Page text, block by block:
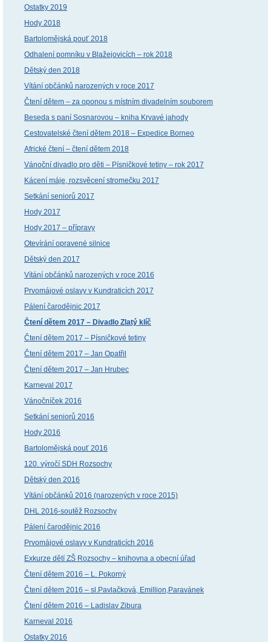
Ostatky 2019
Hody 2018
Bartolomějská pouť 2018
Odhalení pomníku v Blažejovicích – rok 2018
Dětský den 2018
Vítání občánků narozených v roce 2017
Čtení dětem – za oponou s místním divadelním souborem
Beseda s paní Sosnarovou – kniha Krvavé jahody
Cestovatelské čtení dětem 2018 – Expedice Borneo
Africké čtení – čtení dětem 2018
Vánoční divadlo pro děti – Písničkové tetiny – rok 2017
Kácení máje, rozsvěcení stromečku 2017
Setkání seniorů 2017
Hody 2017
Hody 2017 – přípravy
Otevírání opravené silnice
Dětský den 2017
Vítání občánků narozených v roce 2016
Prvomájové oslavy v Kundraticích 2017
Pálení čarodějnic 2017
Čtení dětem 2017 – Divadlo Zlatý klíč
Čtení dětem 2017 – Písničkové tetiny
Čtení dětem 2017 – Jan Opatřil
Čtení dětem 2017 – Jan Hrubec
Karneval 2017
Vánočníček 2016
Setkání seniorů 2016
Hody 2016
Bartolomějská pouť 2016
120. výročí SDH Rozsochy
Dětský den 2016
Vítání občánků 2016 (narozených v roce 2015)
DHL 2016-soutěž Rozsochy
Pálení čarodějnic 2016
Prvomájové oslavy v Kundraticích 2016
Exkurze dětí ZŠ Rozsochy – knihovna a obecní úřad
Čtení dětem 2016 – L. Pokorný
Čtení dětem 2016 – sl.Pavlačková, Emillion,Paravánek
Čtení dětem 2016 – Ladislav Zibura
Karneval 2016
Ostatky 2016